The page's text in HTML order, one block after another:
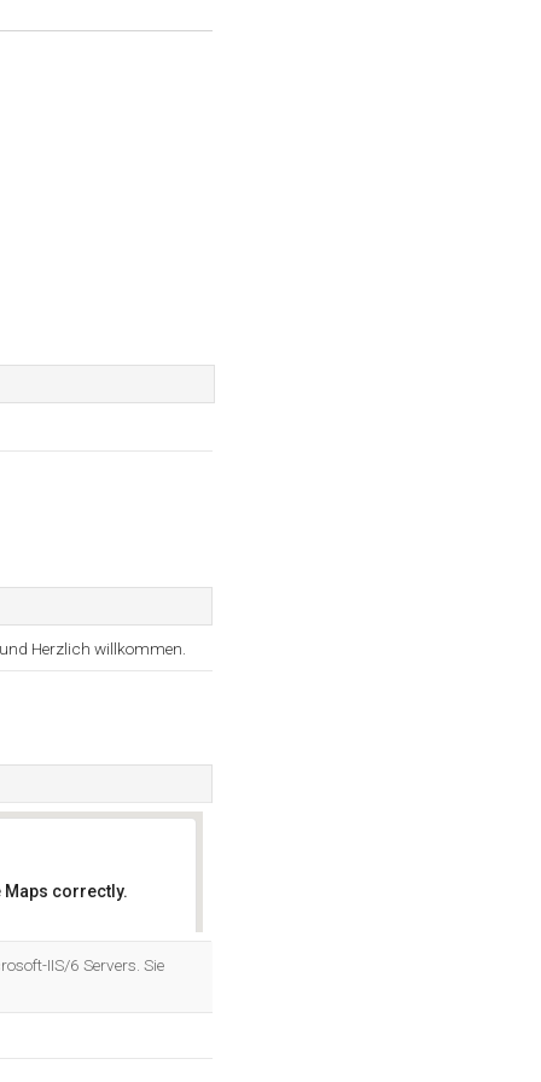
Herzlich willkommen.
Maps correctly.
IIS/6 Servers. Sie